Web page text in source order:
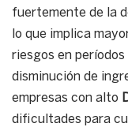
fuertemente de la
lo que implica
riesgos en
disminución de
empresas con alto
dificultades para